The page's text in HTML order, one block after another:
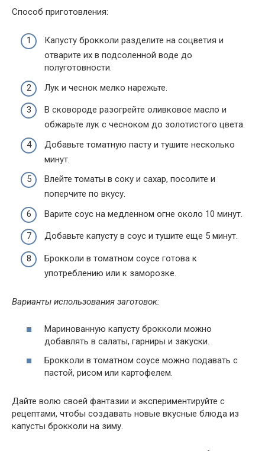
Способ приготовления:
Капусту брокколи разделите на соцветия и
отварите их в подсоленной воде до
полуготовности.
Лук и чеснок мелко нарежьте.
В сковороде разогрейте оливковое масло и
обжарьте лук с чесноком до золотистого цвета.
Добавьте томатную пасту и тушите несколько
минут.
Влейте томаты в соку и сахар, посолите и
поперчите по вкусу.
Варите соус на медленном огне около 10 минут.
Добавьте капусту в соус и тушите еще 5 минут.
Брокколи в томатном соусе готова к
употреблению или к заморозке.
Варианты использования заготовок:
Маринованную капусту брокколи можно
добавлять в салаты, гарниры и закуски.
Брокколи в томатном соусе можно подавать с
пастой, рисом или картофелем.
Дайте волю своей фантазии и экспериментируйте с
рецептами, чтобы создавать новые вкусные блюда из
капусты брокколи на зиму.